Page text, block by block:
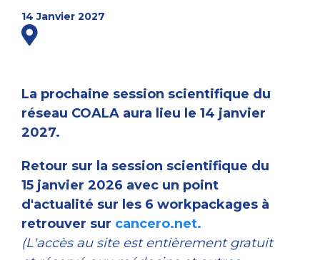
14 Janvier 2027
La prochaine session scientifique du
réseau COALA aura lieu le 14 janvier
2027.
Retour sur la session scientifique du
15 janvier 2026 avec un point
d'actualité sur les 6 workpackages à
retrouver sur cancero.net.
(L'accès au site est entièrement gratuit